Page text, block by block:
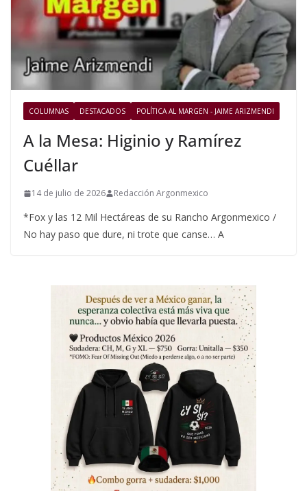
COLUMNAS DESTACADOS POLÍTICA AL MARGEN - JAIME ARIZMENDI
A la Mesa: Higinio y Ramírez
Cuéllar
14 de julio de 2026 Redacción Argonmexico
*Fox y las 12 Mil Hectáreas de su Rancho Argonmexico /
No hay paso que dure, ni trote que canse… A